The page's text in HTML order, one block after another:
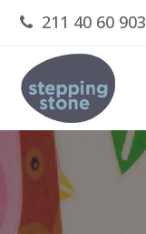
211 40 60 903